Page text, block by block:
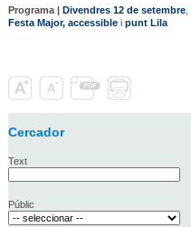
Programa | Divendres 12 de setembre,
Festa Major, accessiblei punt Lila
Cercador
Text
Públic